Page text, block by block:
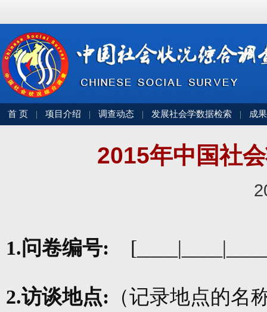
首 页 项目介绍 调查动态 发展社会学数据检索 成
2015年中国社
1.问卷编号:
2.访谈地点: （记录地点的名